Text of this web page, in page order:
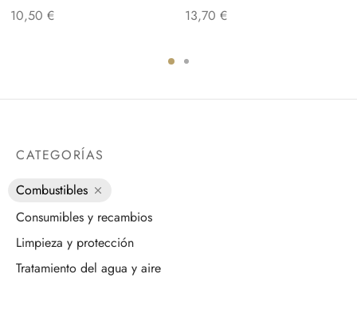
10,50 €
13,70 €
CATEGORÍAS
Combustibles
Consumibles y recambios
Limpieza y protección
Tratamiento del agua y aire